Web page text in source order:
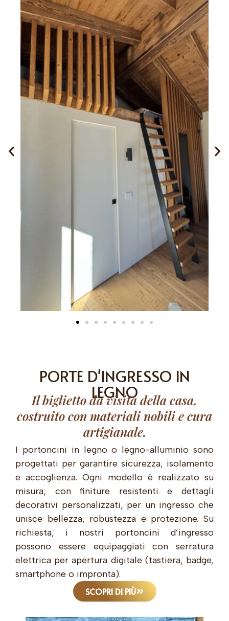
PORTE D'INGRESSO IN
LEGNO
Il biglietto da visita della casa,
costruito con materiali nobili e cura
artigianale.
I portoncini in legno o legno-alluminio sono
progettati per garantire sicurezza, isolamento
e accoglienza. Ogni modello è realizzato su
misura, con finiture resistenti e dettagli
decorativi personalizzati, per un ingresso che
unisce bellezza, robustezza e protezione. Su
richiesta, i nostri portoncini d’ingresso
possono essere equipaggiati con serratura
elettrica per apertura digitale (tastiera, badge,
smartphone o impronta).
SCOPRI DI PIÙ